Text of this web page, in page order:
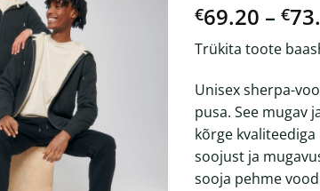
€69.20 – €
Trükita toote
Unisex sherpa-
pusa. See mugav
kõrge
soojust ja
sooja pehme